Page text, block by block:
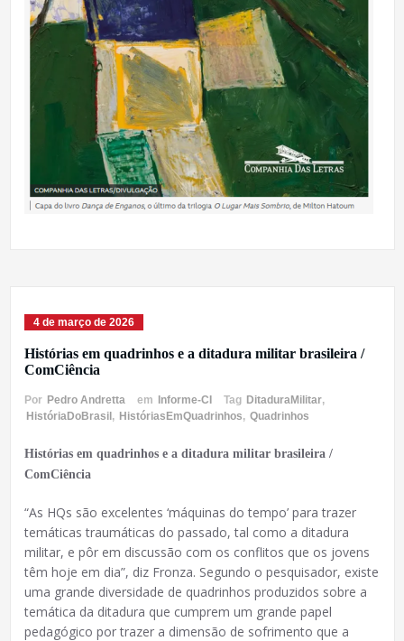
4 de março de 2026
Histórias em quadrinhos e a ditadura militar brasileira /
ComCiência
Por Pedro Andretta em Informe-CI Tag DitaduraMilitar,
HistóriaDoBrasil , HistóriasEmQuadrinhos, Quadrinhos
Histórias em quadrinhos e a ditadura militar brasileira /
ComCiência
“As HQs são excelentes ‘máquinas do tempo’ para trazer
temáticas traumáticas do passado, tal como a ditadura
militar, e pôr em discussão com os conflitos que os jovens
têm hoje em dia”, diz Fronza. Segundo o pesquisador, existe
uma grande diversidade de quadrinhos produzidos sobre a
temática da ditadura que cumprem um grande papel
pedagógico por trazer a dimensão de sofrimento que a